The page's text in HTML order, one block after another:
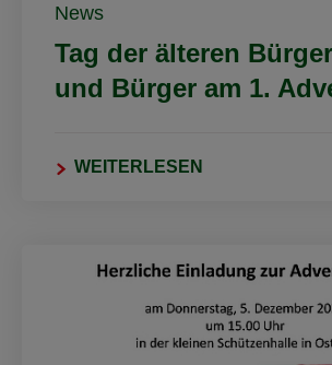
News
Tag der älteren
und Bürger am 1.
WEITERLESEN